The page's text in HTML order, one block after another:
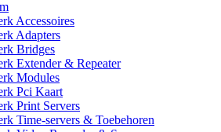
Accessoires
Adapters
Bridges
Extender & Repeater
Modules
Pci Kaart
Print Servers
Time-servers & Toebehoren